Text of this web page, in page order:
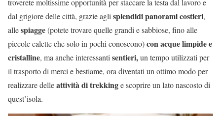
troverete moltissime opportunità per staccare la testa dal lavoro e
dal grigiore delle città, grazie agli splendidi panorami costieri,
allespiagge(potete trovare quelle grandi e sabbiose, fino alle
piccole calette che solo in pochi conoscono)con acque limpide e
cristalline, ma anche interessanti sentieri,un tempo utilizzati per
il trasporto di merci e bestiame, ora diventati un ottimo modo per
realizzare delleattività di trekkinge scoprire un lato nascosto di
quest’isola.